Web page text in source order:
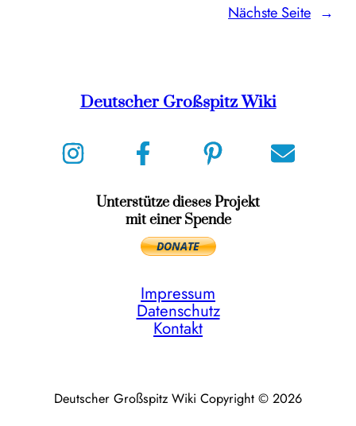
Nächste Seite →
Deutscher Großspitz Wiki
Unterstütze dieses Projekt
mit einer Spende
Impressum
Datenschutz
Kontakt
Deutscher Großspitz Wiki Copyright © 2026